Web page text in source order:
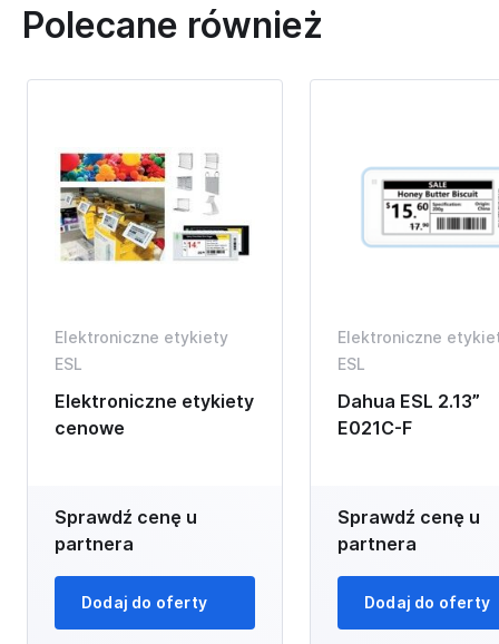
Polecane również
Elektroniczne etykiety
ESL
Elektroniczne etykiety
cenowe
Sprawdź cenę u
partnera
Dodaj do oferty
Elektroniczne
ESL
Dahua ESL 2.13”
E021C-F
Sprawdź cenę u
partnera
Dodaj do oferty